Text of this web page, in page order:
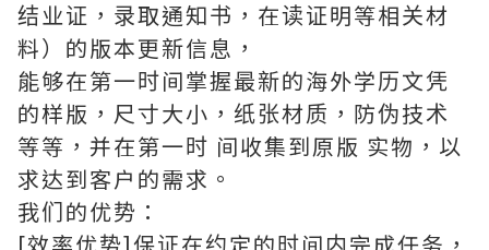
结业证，录取通知书，在读证明等相关材
料）的版本更新信息，
能够在第一时间掌握最新的海外学历文凭
的样版，尺寸大小，纸张材质，防伪技术
等等，并在第一时 间收集到原版 实物，以
求达到客户的需求。
我们的优势：